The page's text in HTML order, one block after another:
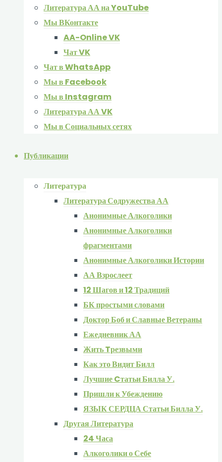
Литература АА на YouTube
Мы ВКонтакте
AA-Online VK
Чат VK
Чат в WhatsApp
Мы в Facebook
Мы в Instagram
Литература АА VK
Мы в Социальных сетях
Публикации
Литература
Литература Содружества АА
Анонимные Алкоголики
Анонимные Алкоголики
фрагментами
Анонимные Алкоголики Истории
АА Взрослеет
12 Шагов и 12 Традиций
БК простыми словами
Доктор Боб и Славные Ветераны
Ежедневник АА
Жить Tрезвыми
Как это Видит Билл
Лучшие Cтатьи Билла У.
Пришли к Убеждению
ЯЗЫК СЕРДЦА Статьи Билла У.
Другая Литература
24 Часа
Алкоголики о Себе